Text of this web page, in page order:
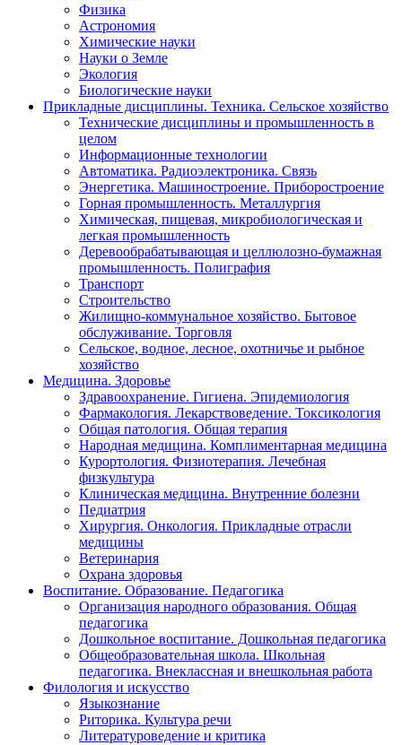
Физика
Астрономия
Химические науки
Науки о Земле
Экология
Биологические науки
Прикладные дисциплины. Техника. Сельское хозяйство
Технические дисциплины и промышленность в
целом
Информационные технологии
Автоматика. Радиоэлектроника. Связь
Энергетика. Машиностроение. Приборостроение
Горная промышленность. Металлургия
Химическая, пищевая, микробиологическая и
легкая промышленность
Деревообрабатывающая и целлюлозно-бумажная
промышленность. Полиграфия
Транспорт
Строительство
Жилищно-коммунальное хозяйство. Бытовое
обслуживание. Торговля
Сельское, водное, лесное, охотничье и рыбное
хозяйство
Медицина. Здоровье
Здравоохранение. Гигиена. Эпидемиология
Фармакология. Лекарствоведение. Токсикология
Общая патология. Общая терапия
Народная медицина. Комплиментарная медицина
Курортология. Физиотерапия. Лечебная
физкультура
Клиническая медицина. Внутренние болезни
Педиатрия
Хирургия. Онкология. Прикладные отрасли
медицины
Ветеринария
Охрана здоровья
Воспитание. Образование. Педагогика
Организация народного образования. Общая
педагогика
Дошкольное воспитание. Дошкольная педагогика
Общеобразовательная школа. Школьная
педагогика. Внеклассная и внешкольная работа
Филология и искусство
Языкознание
Риторика. Культура речи
Литературоведение и критика